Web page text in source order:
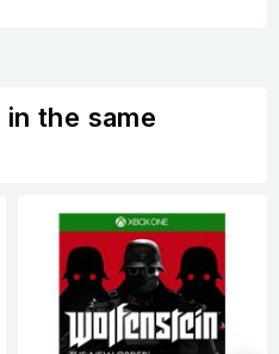
the same